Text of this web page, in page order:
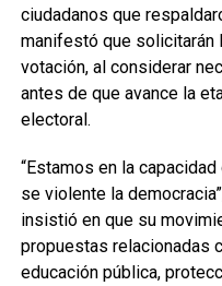
ciudadanos que
manifestó que solicitarán
votación, al considerar
antes de que avance la
electoral.
“Estamos en la
se violente la
insistió en que su
propuestas relacionadas
educación pública,